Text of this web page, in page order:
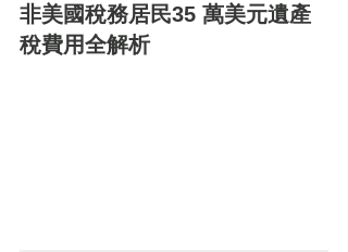
非美國稅務居民35 萬美元遺產
稅費用全解析